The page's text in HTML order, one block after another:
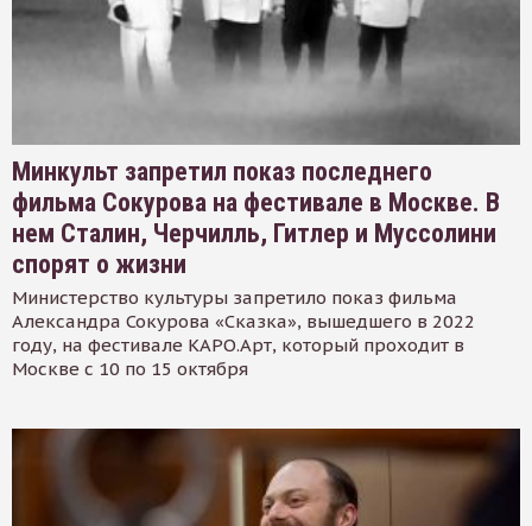
Минкульт запретил показ последнего
фильма Сокурова на фестивале в Москве. В
нем Сталин, Черчилль, Гитлер и Муссолини
спорят о жизни
Министерство культуры запретило показ фильма
Александра Сокурова «Сказка», вышедшего в 2022
году, на фестивале КАРО.Арт, который проходит в
Москве с 10 по 15 октября